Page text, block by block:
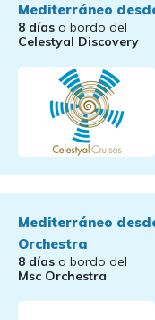
Mediterráneo
8 días a bordo del
Celestyal Discovery
Mediterráneo
Orchestra
8 días a bordo del
Msc Orchestra